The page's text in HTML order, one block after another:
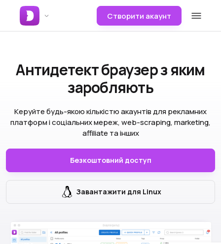
Створити акаунт
Антидетект браузерз яким
заробляють
Керуйте будь-якою кількістю акаунтів для рекламних
платформ і соціальних мереж, web-scraping, marketing,
affiliate та інших
Безкоштовний доступ
Завантажити для Linux